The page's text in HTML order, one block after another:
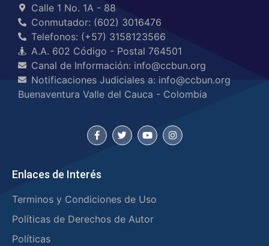
Enlaces de Interés
Terminos y Condiciones de Uso
Políticas de Derechos de Autor
Políticas
Calle 1 No. 1A - 88
Conmutador: (602) 3016476
Telefonos: (+57) 3158123566
A.A. 602 Código - Postal 764501
Canal de Información: info@ccbun.org
Notificaciones Judiciales a: info@ccbun.org
Buenaventura Valle del Cauca - Colombia